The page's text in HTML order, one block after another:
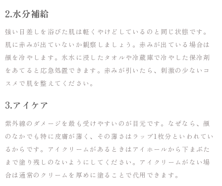
2.水分補給
強い日差しを浴びた肌は軽くやけどしているのと同じ状態です。
肌に赤みが出ていないか観察しましょう。赤みが出ている場合は
顔を冷やします。氷水に浸したタオルや冷蔵庫で冷やした保冷剤
をあてると応急処置できます。赤みが引いたら、刺激の少ないコ
スメで肌を整えてください。
3.アイケア
紫外線のダメージを最も受けやすいのが目元です。なぜなら、顔
のなかでも特に皮膚が薄く、その薄さはラップ1枚分といわれてい
るからです。アイクリームがあるときはアイホールから下まぶた
まで塗り残しのないようにしてください。アイクリームがない場
合は通常のクリームを厚めに塗ることで代用できます。